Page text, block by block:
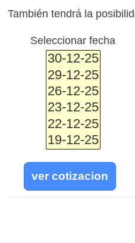
También tendrá la
Seleccionar fecha